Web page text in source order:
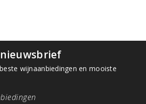
wijnaanbiedingen en mooiste